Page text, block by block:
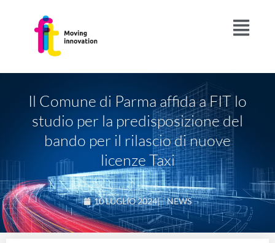
Il Comune di Parma affida a FIT lo
studio per la predisposizione del
bando per il rilascio di nuove
licenze Taxi
10 LUGLIO 2024|NEWS